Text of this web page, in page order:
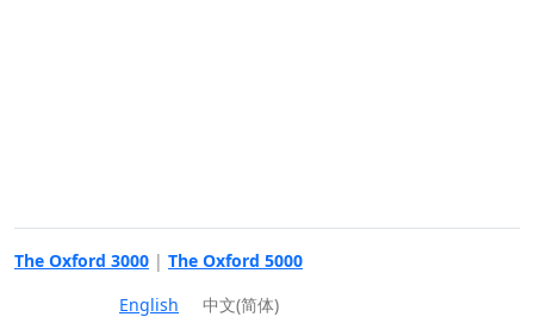
The Oxford 3000 | The Oxford 5000
English
中文(简体)